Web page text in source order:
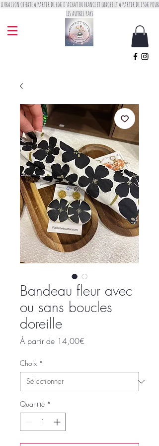
LIVRAISON OFFERTE A PARTIR DE 60€ D'ACHAT EN FRANCE ET EUROPE ET A PARTIR DE 150€ POUR
LES AUTRES PAYS
Bandeau fleur avec
ou sans boucles
doreille
À partir de 14,00€
Choix *
Quantité *